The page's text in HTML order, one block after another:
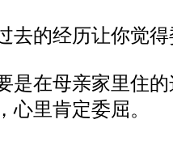
去的经历让你觉得
是在母亲家里住的
心里肯定委屈。